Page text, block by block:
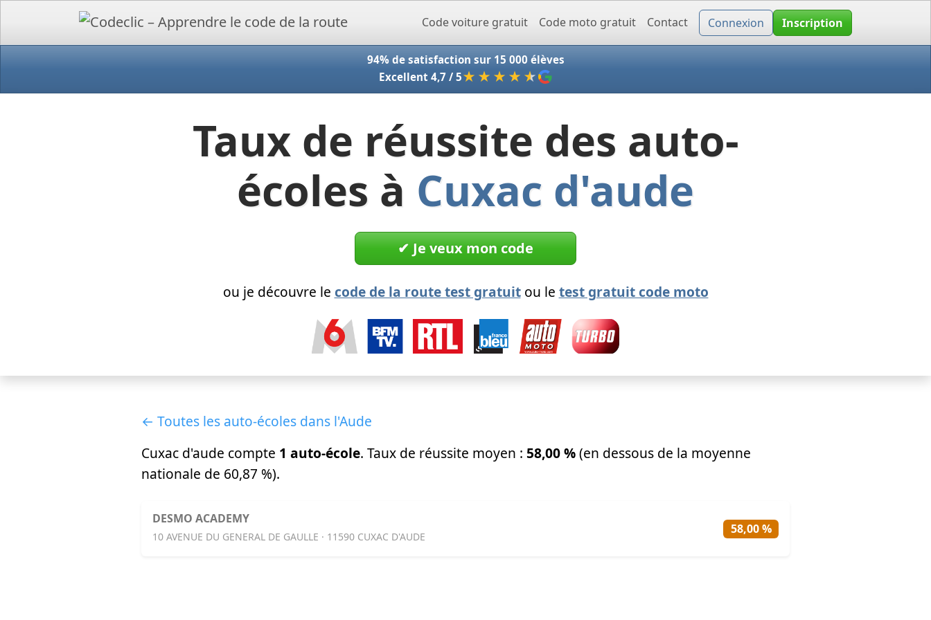
Accueil - CodeclicCode voiture gratuit Code moto gratuit Contact Connexion Inscription
94% de satisfaction sur 15 000 élèves
Excellent 4,7 / 5★★★★ ★
Taux de réussite des auto-
écoles à Cuxac d'aude
✔︎ Je veux mon code
ou je découvre le code de la route test gratuitou le test gratuit code moto
← Toutes les auto-écoles dans l'Aude
Cuxac d'aude compte 1 auto-école. Taux de réussite moyen : 58,00 %(en dessous de la moyenne
nationale de 60,87 %).
DESMO ACADEMY
10 AVENUE DU GENERAL DE GAULLE · 11590 CUXAC D'AUDE
58,00 %